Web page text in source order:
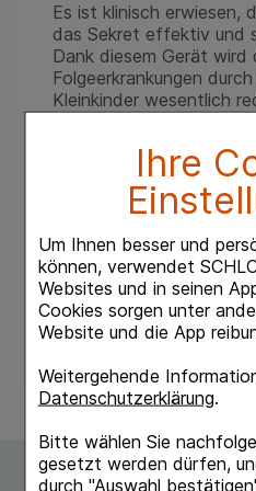
Ihre
Um Ihnen besser und
können, verwendet
Websites und in seinen
Cookies sorgen unter
Website und die App
Weitergehende
Datenschutzerklärung.
Bitte wählen Sie
gesetzt werden dürfen,
durch "Auswahl
Es ist klinisch erwiesen,
das Sekret effektiv und
Dank diesem Gerät wird
Folgeerkrankungen
Kleinkinder wesentlich
Derart wir<; Das Gerät
die Eltern den
Änderung der Farbe
Bestehend aus:
- 1x Angel-vac Kopf
- 1x Angel-Vac Schlauch
- 1x Verbindungsstück